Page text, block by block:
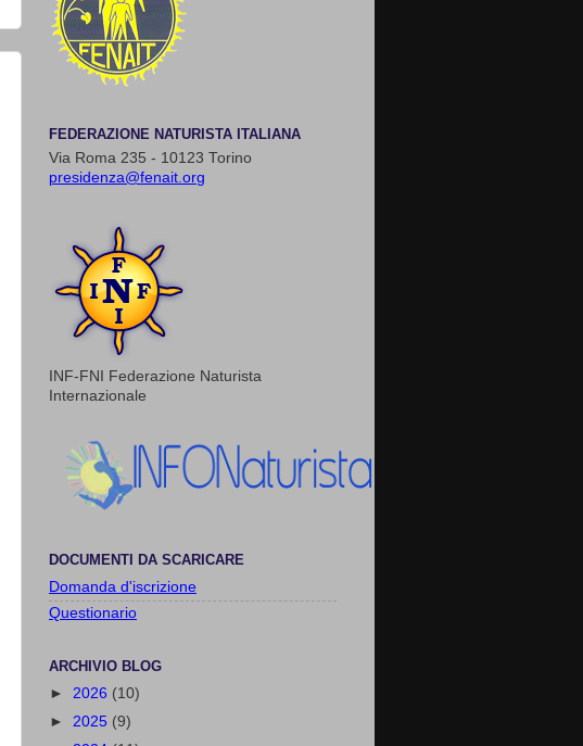
FEDERAZIONE NATURISTA ITALIANA
Via Roma 235 - 10123 Torino
presidenza@fenait.org
INF-FNI Federazione Naturista
Internazionale
DOCUMENTI DA SCARICARE
Domanda d'iscrizione
Questionario
ARCHIVIO BLOG
► 2026 (10)
► 2025 (9)